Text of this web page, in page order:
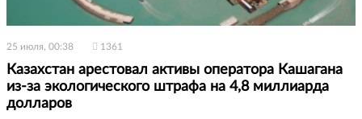
25 июля, 00:38 1361
Казахстан арестовал активы оператора Кашагана
из-за экологического штрафа на 4,8 миллиарда
долларов